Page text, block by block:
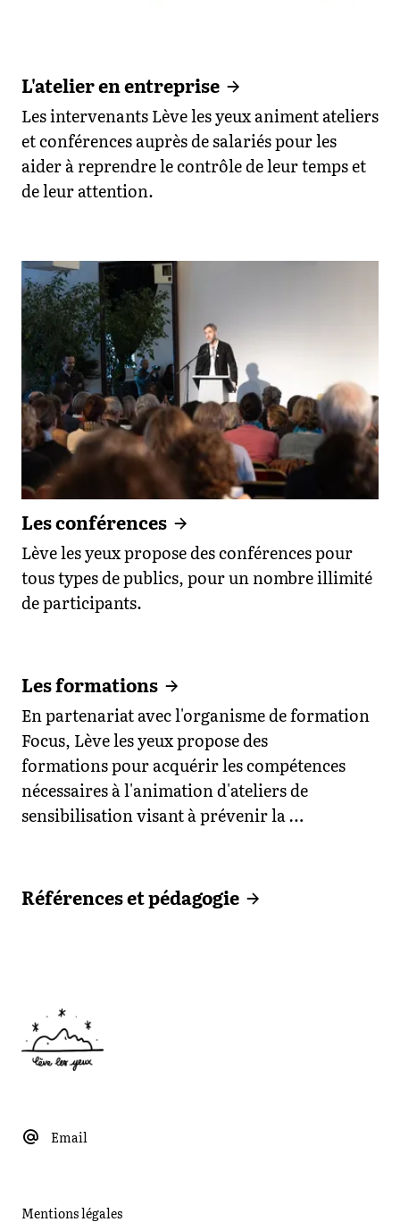
L'atelier en entreprise
Les intervenants Lève les yeux animent ateliers
et conférences auprès de salariés pour les
aider à reprendre le contrôle de leur temps et
de leur attention.
Les conférences
Lève les yeux propose des conférences pour
tous types de publics, pour un nombre illimité
de participants.
Les formations
En partenariat avec l'organisme de formation
Focus, Lève les yeux propose des
formations pour acquérir les compétences
nécessaires à l'animation d'ateliers de
sensibilisation visant à prévenir la …
Références et pédagogie
Email
Mentions légales